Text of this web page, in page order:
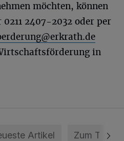
möchten, können
2407-2032 oder per
in
Artikel Zum Thema